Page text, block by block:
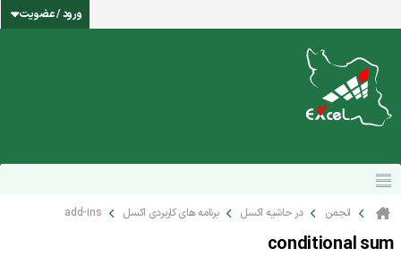
ورود / عضویت
انجمن در حاشیه اکسل برنامه های کاربردی اکسل add-ins
conditional sum